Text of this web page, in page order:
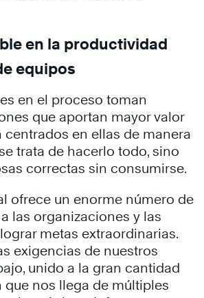
en la productividad
equipos
en el proceso toman
que aportan mayor valor
centrados en ellas de manera
trata de hacerlo todo, sino
correctas sin consumirse.
ofrece un enorme número de
las organizaciones y las
metas extraordinarias.
exigencias de nuestros
unido a la gran cantidad
nos llega de múltiples